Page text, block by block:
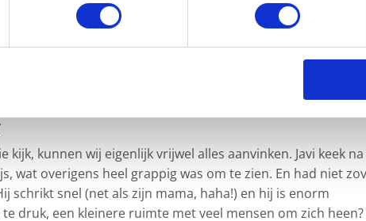
strenge toon spreekt of van harde geluiden
verliefd op kleine (schattige) dingen zoals bloemetjes,
kijk, kunnen wij eigenlijk vrijwel alles aanvinken. Javi keek
wat overigens heel grappig was om te zien. En had niet
schrikt snel (net als zijn mama, haha!) en hij is enorm
druk, een kleinere ruimte met veel mensen om zich heen?